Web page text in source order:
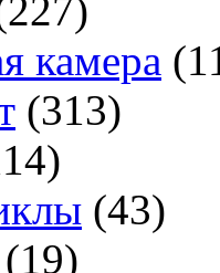
камера
(313)
(43)
(19)